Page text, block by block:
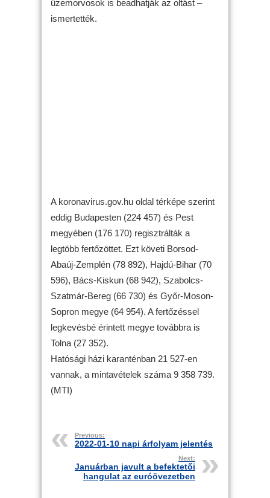
üzemorvosok is beadhatják az oltást –
ismertették.
A koronavirus.gov.hu oldal térképe szerint
eddig Budapesten (224 457) és Pest
megyében (176 170) regisztrálták a
legtöbb fertőzöttet. Ezt követi Borsod-
Abaúj-Zemplén (78 892), Hajdú-Bihar (70
596), Bács-Kiskun (68 942), Szabolcs-
Szatmár-Bereg (66 730) és Győr-Moson-
Sopron megye (64 954). A fertőzéssel
legkevésbé érintett megye továbbra is
Tolna (27 352).
Hatósági házi karanténban 21 527-en
vannak, a mintavételek száma 9 358 739.
(MTI)
Previous:
2022-01-10 napi árfolyam jelentés
Next:
Januárban javult a befektetői
hangulat az euróövezetben